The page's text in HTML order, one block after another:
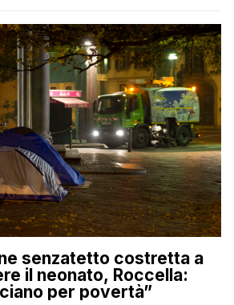
senzatetto costretta a
il neonato, Roccella:
per povertà”